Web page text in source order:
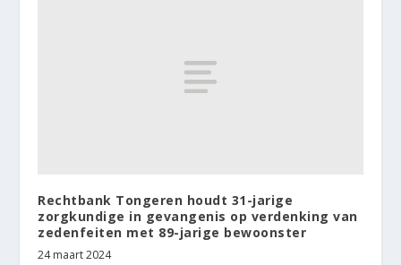
Rechtbank Tongeren houdt 31-jarige
zorgkundige in gevangenis op verdenking van
zedenfeiten met 89-jarige bewoonster
24 maart 2024